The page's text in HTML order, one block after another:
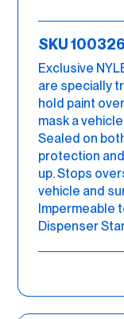
SKU 100326
Exclusive
are specially
hold paint
mask a
Sealed on
protection
up. Stops
vehicle and
Impermeable
Dispenser